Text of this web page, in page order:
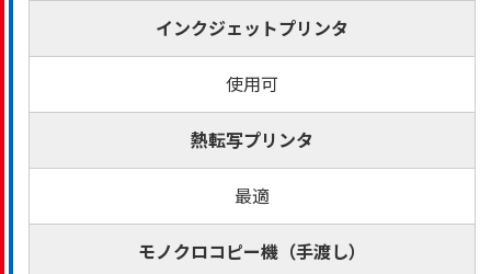
インクジェットプリンタ
使用可
熱転写プリンタ
最適
モノクロコピー機（手渡し）